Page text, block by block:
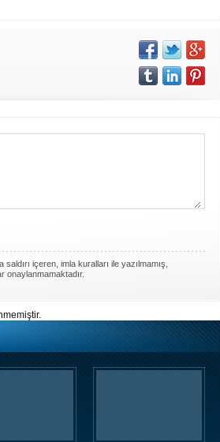
içeren, imla kuralları ile yazılmamış,
onaylanmamaktadır.